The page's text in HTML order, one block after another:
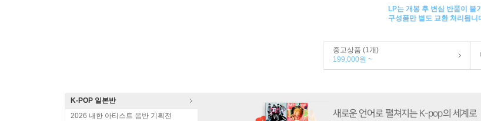
LP는 개봉 후 변심 반품이 불
구성품만 별도 교환 처리됩니
중고상품 (1개)
199,000원 ~
K-POP 일본반
2026 내한 아티스트 음반 기획전